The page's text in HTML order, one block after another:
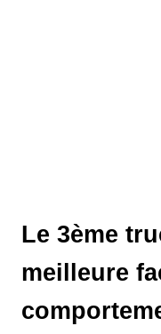
Le 3ème
meilleure